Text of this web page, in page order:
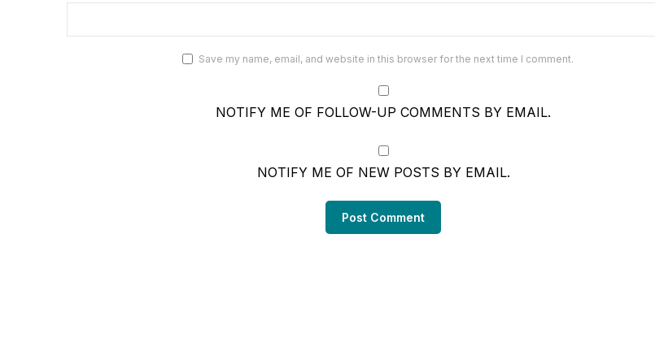
Save my name, email, and website in this browser for the next time I comment.
NOTIFY ME OF FOLLOW-UP COMMENTS BY EMAIL.
NOTIFY ME OF NEW POSTS BY EMAIL.